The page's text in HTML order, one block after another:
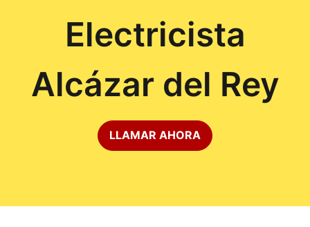
Electricista
Alcázar del Rey
LLAMAR AHORA